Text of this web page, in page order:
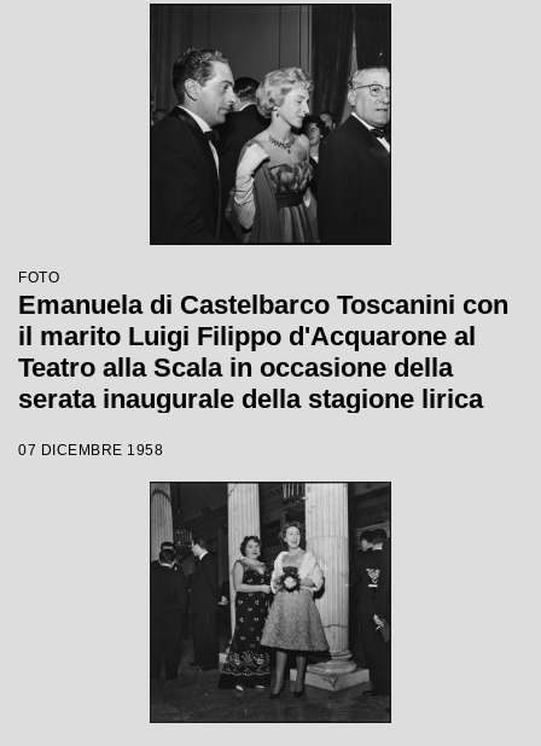
FOTO
Emanuela di Castelbarco Toscanini con
il marito Luigi Filippo d'Acquarone al
Teatro alla Scala in occasione della
serata inaugurale della stagione lirica
Giacomo Puccini, diretta da Antonino
Votto con la regia di Margherita
07 DICEMBRE 1958